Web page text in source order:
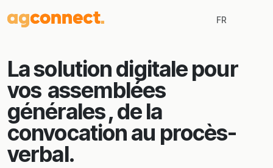
FR
La solution digitale pour
vos assemblées
générales, de la
convocation au procès-
verbal.